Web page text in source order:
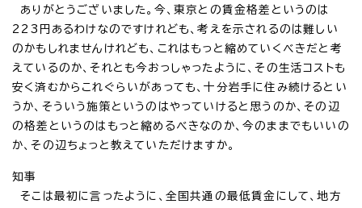
ありがとうございました。今、東京との賃金格差というのは
223円あるわけなのですけれども、考えを示されるのは難しい
のかもしれませんけれども、これはもっと縮めていくべきだと考
えているのか、それとも今おっしゃったように、その生活コストも
安く済むからこれぐらいがあっても、十分岩手に住み続けるとい
うか、そういう施策というのはやっていけると思うのか、その辺
の格差というのはもっと縮めるべきなのか、今のままでもいいの
か、その辺ちょっと教えていただけますか。
知事
そこは最初に言ったように、全国共通の最低賃金にして、地方